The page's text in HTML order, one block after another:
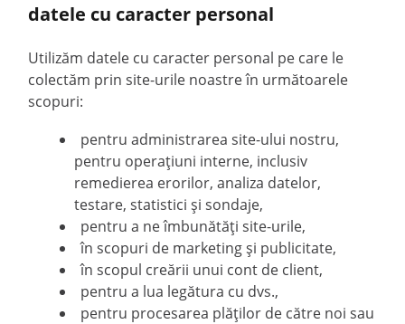
datele cu caracter personal
Utilizăm datele cu caracter personal pe care le
colectăm prin site-urile noastre în următoarele
scopuri:
pentru administrarea site-ului nostru,
pentru operațiuni interne, inclusiv
remedierea erorilor, analiza datelor,
testare, statistici și sondaje,
pentru a ne îmbunătăți site-urile,
în scopuri de marketing și publicitate,
în scopul creării unui cont de client,
pentru a lua legătura cu dvs.,
pentru procesarea plăților de către noi sau